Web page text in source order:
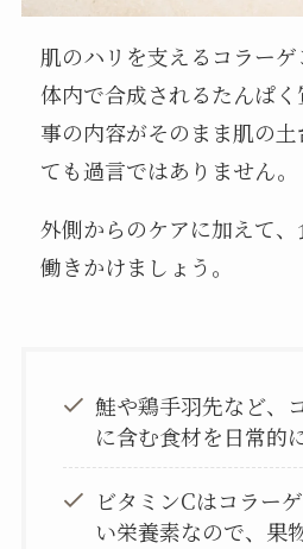
肌のハリを支えるコラーゲ
体内で合成されるたんぱ
事の内容がそのまま肌の
ても過言ではありません。
外側からのケアに加えて
働きかけましょう。
鮭や鶏手羽先など、
に含む食材を日常的
ビタミンCはコラー
い栄養素なので、果